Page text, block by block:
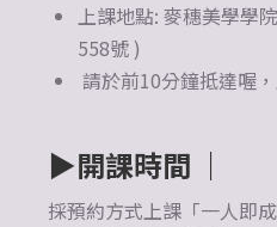
上課地點: 麥穗美學學
558號 )
請於前10分鐘抵達喔
▶開課時間 ｜
採預約方式上課「一人即